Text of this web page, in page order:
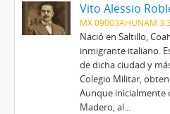
Vito Alessio
MX 09003AHUNAM
Nació en Saltillo,
inmigrante italiano.
de dicha ciudad y
Colegio Militar,
Aunque inicialmente
Madero, al...